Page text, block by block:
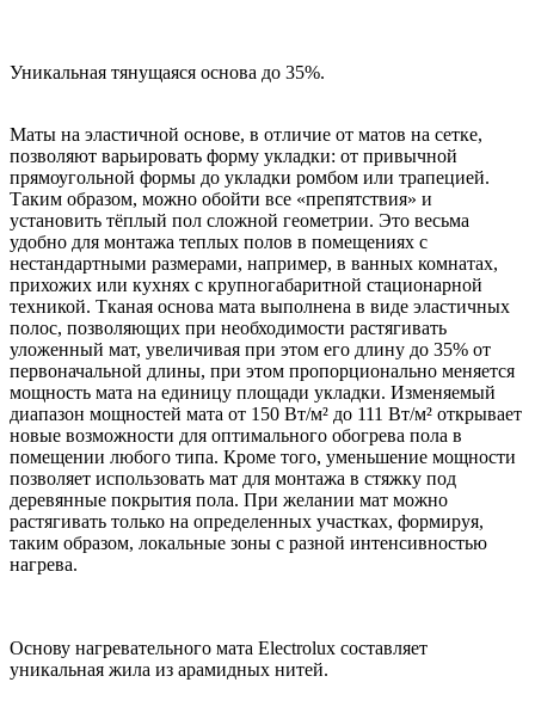
Уникальная тянущаяся основа до 35%.
Маты на эластичной основе, в отличие от матов на сетке,
позволяют варьировать форму укладки: от привычной
прямоугольной формы до укладки ромбом или трапецией.
Таким образом, можно обойти все «препятствия» и
установить тёплый пол сложной геометрии. Это весьма
удобно для монтажа теплых полов в помещениях с
нестандартными размерами, например, в ванных комнатах,
прихожих или кухнях с крупногабаритной стационарной
техникой. Тканая основа мата выполнена в виде эластичных
полос, позволяющих при необходимости растягивать
уложенный мат, увеличивая при этом его длину до 35% от
первоначальной длины, при этом пропорционально меняется
мощность мата на единицу площади укладки. Изменяемый
диапазон мощностей мата от 150 Вт/м² до 111 Вт/м² открывает
новые возможности для оптимального обогрева пола в
помещении любого типа. Кроме того, уменьшение мощности
позволяет использовать мат для монтажа в стяжку под
деревянные покрытия пола. При желании мат можно
растягивать только на определенных участках, формируя,
таким образом, локальные зоны с разной интенсивностью
нагрева.
Основу нагревательного мата Electrolux составляет
уникальная жила из арамидных нитей.